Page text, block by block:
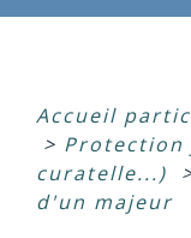
Accueil
>
curatelle...)
d'un majeur